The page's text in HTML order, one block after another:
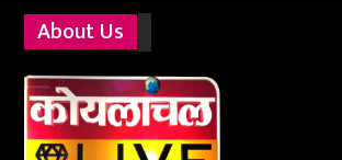
About Us